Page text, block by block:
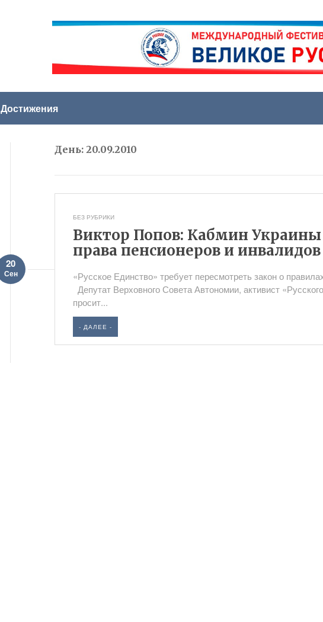
Достижения
День:20.09.2010
БЕЗ РУБРИКИ
Виктор Попов: Кабмин
права пенсионеров и инвалидов
20
Сен
«Русское Единство» требует пересмотреть закон о
Депутат Верховного Совета Автономии, активист
просит...
- ДАЛЕЕ -